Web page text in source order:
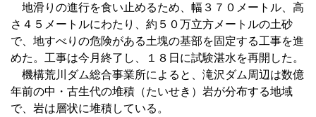
地滑りの進行を食い止めるため、幅３７０メートル、高
さ４５メートルにわたり、約５０万立方メートルの土砂
で、地すべりの危険がある土塊の基部を固定する工事を進
めた。工事は今月終了し、１８日に試験湛水を再開した。
機構荒川ダム総合事業所によると、滝沢ダム周辺は数億
年前の中・古生代の堆積（たいせき）岩が分布する地域
で、岩は層状に堆積している。